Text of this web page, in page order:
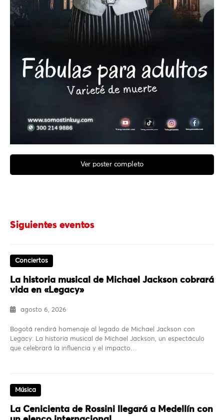
Ver poster completo
Siguientes eventos
Conciertos
La historia musical de Michael Jackson cobrará
vida en «Legacy»
agosto 6, 2026
Bogotá rendirá homenaje al legado de Michael Jackson con
Legacy: La historia musical de Michael Jackson, un espectáculo
que celebrará la influencia y el impacto…
Música
La Cenicienta de Rossini llegará a Medellín con